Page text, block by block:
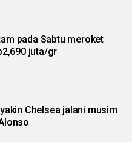
pada Sabtu meroket
juta/gr
Chelsea jalani musim